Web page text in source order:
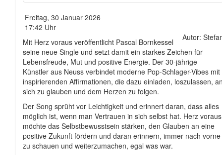
Freitag, 30 Januar 2026
17:42 Uhr
Autor:
Mit Herz voraus veröffentlicht Pascal Bornkessel
seine neue Single und setzt damit ein starkes Zeichen für
Lebensfreude, Mut und positive Energie. Der 30-jährige
Künstler aus Neuss verbindet moderne Pop-Schlager-Vibes mit
inspirierenden Affirmationen, die dazu einladen, loszulassen,
sich zu glauben und dem Herzen zu folgen.
Der Song sprüht vor Leichtigkeit und erinnert daran, dass alles
möglich ist, wenn man Vertrauen in sich selbst hat. Herz voraus
möchte das Selbstbewusstsein stärken, den Glauben an eine
positive Zukunft fördern und daran erinnern, immer nach vorne
zu schauen und weiterzumachen, egal was war.